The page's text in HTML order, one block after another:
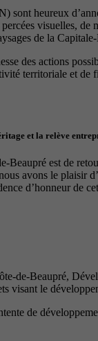
sont heureux
visuelles,
de la
des actions
territoriale et de
et la relève
est de
avons le
d’honneur de
de-Beaupré,
visant le
de